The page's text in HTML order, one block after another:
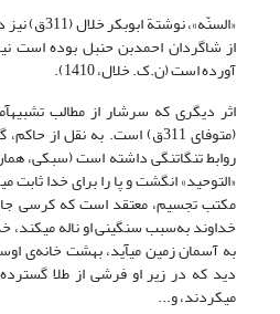
«السنّه»،
از شاگردان احمدبن حنبل بوده است
آورده است (ن.ک. خلال، 1410).
اثر دیگری که سرشار از مطالب
(متوفای 311ق) است. به نقل از
«التوحید» انگشت و پا را برای خدا ثابت
مکتب تجسیم، معتقد است که کرسی
خداوند به‌سبب سنگینی او ناله می‏کند،
دید که در زیر او فرشی از طلا
می‏کردند، و...